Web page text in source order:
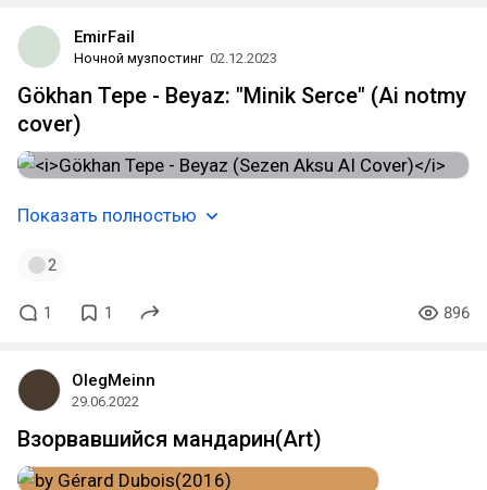
EmirFail
Ночной музпостинг 02.12.2023
Gökhan Tepe - Beyaz: "Minik Serce" (Ai notmy
cover)
Показать полностью
2
1 1 896
OlegMeinn
29.06.2022
Взорвавшийся мандарин(Art)